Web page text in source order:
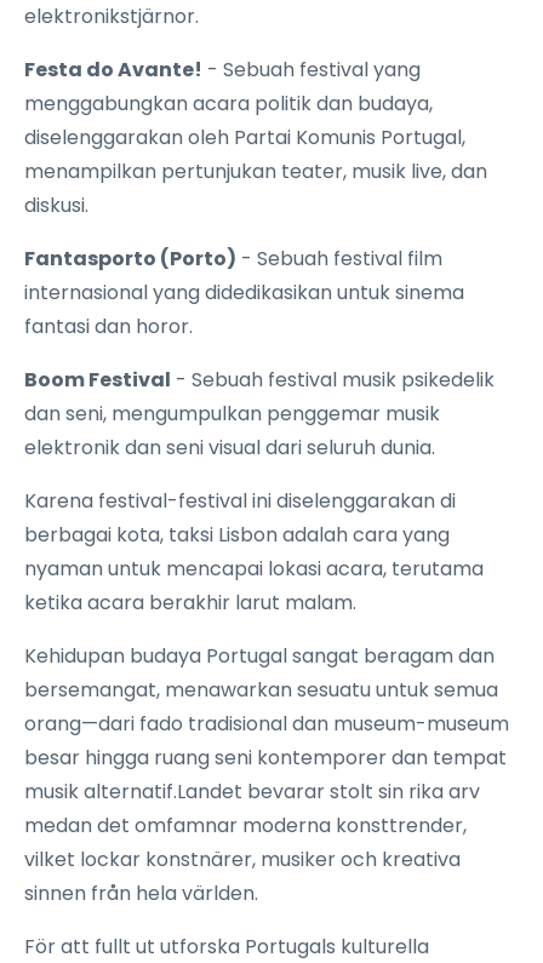
elektronikstjärnor.
Festa do Avante! - Sebuah festival yang
menggabungkan acara politik dan budaya,
diselenggarakan oleh Partai Komunis Portugal,
menampilkan pertunjukan teater, musik live, dan
diskusi.
Fantasporto (Porto) - Sebuah festival film
internasional yang didedikasikan untuk sinema
fantasi dan horor.
Boom Festival - Sebuah festival musik psikedelik
dan seni, mengumpulkan penggemar musik
elektronik dan seni visual dari seluruh dunia.
Karena festival-festival ini diselenggarakan di
berbagai kota, taksi Lisbon adalah cara yang
nyaman untuk mencapai lokasi acara, terutama
ketika acara berakhir larut malam.
Kehidupan budaya Portugal sangat beragam dan
bersemangat, menawarkan sesuatu untuk semua
orang—dari fado tradisional dan museum-museum
besar hingga ruang seni kontemporer dan tempat
musik alternatif.Landet bevarar stolt sin rika arv
medan det omfamnar moderna konsttrender,
vilket lockar konstnärer, musiker och kreativa
sinnen från hela världen.
För att fullt ut utforska Portugals kulturella